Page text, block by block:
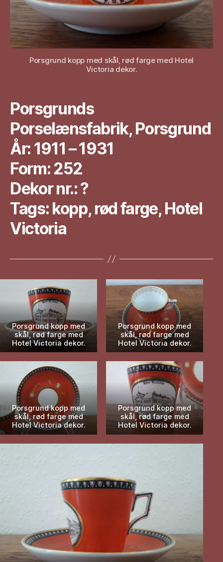
Porsgrund kopp med skål, rød farge med Hotel
Victoria dekor.
Porsgrunds
Porselænsfabrik, Porsgrund
År: 1911 – 1931
Form: 252
Dekor nr.: ?
Tags: kopp, rød farge, Hotel
Victoria
Porsgrund kopp med
skål, rød farge med
Hotel Victoria dekor.
Porsgrund kopp med
skål, rød farge med
Hotel Victoria dekor.
Porsgrund kopp med
skål, rød farge med
Hotel Victoria dekor.
Porsgrund kopp med
skål, rød farge med
Hotel Victoria dekor.